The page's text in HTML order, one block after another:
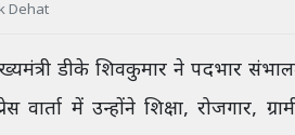
Dehat
डीके शिवकुमार ने पदभार
वार्ता में उन्होंने शिक्षा,